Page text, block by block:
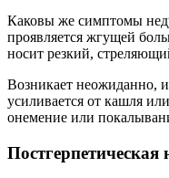
Каковы же симптомы
проявляется жгущей
носит резкий,
Возникает неожиданно,
усиливается от кашля
онемение или
Постгерпетическая